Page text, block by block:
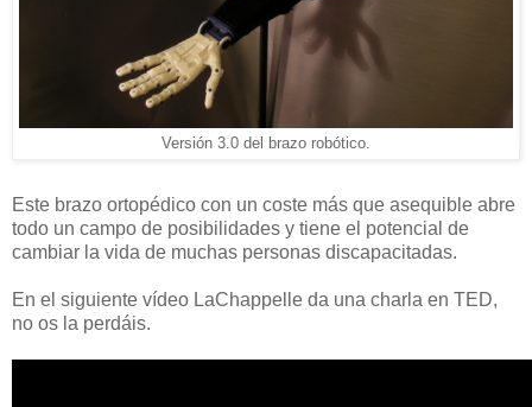
Versión 3.0 del brazo robótico.
Este brazo ortopédico con un coste más que asequible abre
todo un campo de posibilidades y tiene el potencial de
cambiar la vida de muchas personas discapacitadas.
En el siguiente vídeo LaChappelle da una charla en TED,
no os la perdáis.